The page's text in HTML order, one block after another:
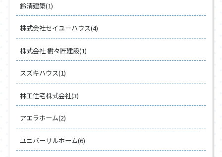
鈴清建築(1)
株式会社セイユーハウス(4)
株式会社 樹々匠建設(1)
スズキハウス(1)
林工住宅株式会社(3)
アエラホーム(2)
ユニバーサルホーム(6)